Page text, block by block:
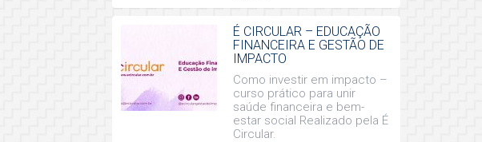
É CIRCULAR – EDUCAÇÃO
FINANCEIRA E GESTÃO DE
IMPACTO
Como investir em impacto –
curso prático para unir
saúde financeira e bem-
estar social Realizado pela É
Circular.